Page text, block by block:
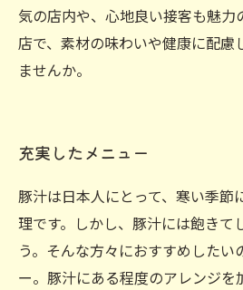
気の店内や、心地良い接客も魅力
店で、素材の味わいや健康に配慮
ませんか。
充実したメニュー
豚汁は日本人にとって、寒い季節
理です。しかし、豚汁には飽きて
う。そんな方々におすすめしたい
ー。豚汁にある程度のアレンジを